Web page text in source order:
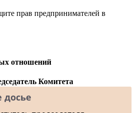
прав предпринимателей в
отношений
Комитета